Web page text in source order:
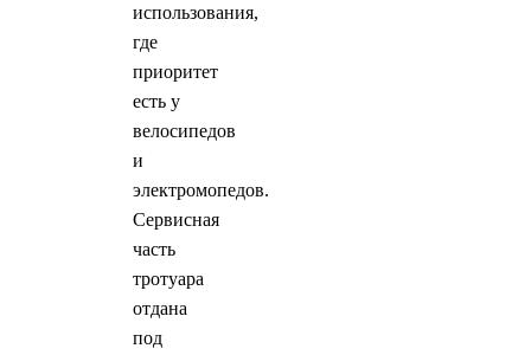
использования,
где
приоритет
есть у
велосипедов
и
электромопедов.
Сервисная
часть
тротуара
отдана
под